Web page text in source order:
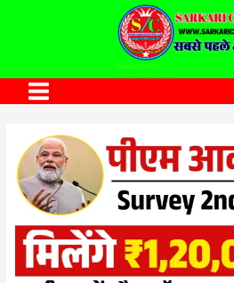
SARKARI CENTER
www.sarkaricenter.com
Main